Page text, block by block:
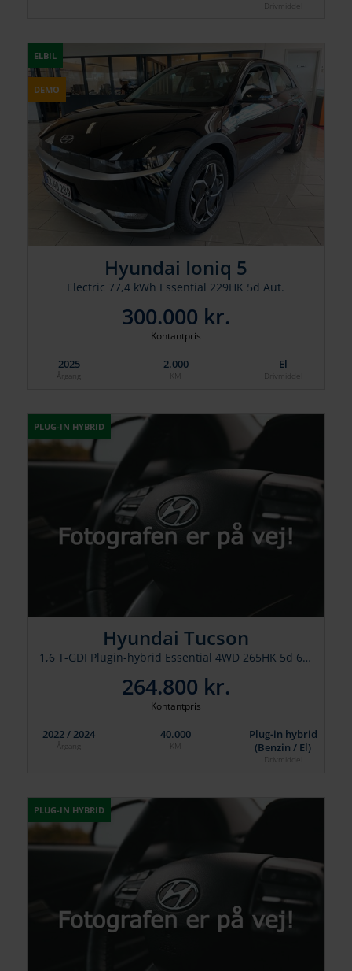
Drivmiddel
ELBIL
DEMO
Hyundai Ioniq 5
Electric 77,4 kWh Essential 229HK 5d Aut.
300.000 kr.
Kontantpris
2025
Årgang
2.000
KM
El
Drivmiddel
PLUG-IN HYBRID
Hyundai Tucson
1,6 T-GDI Plugin-hybrid Essential 4WD 265HK 5d 6g Aut.
264.800 kr.
Kontantpris
2022 / 2024
Årgang
40.000
KM
Plug-in hybrid
(Benzin / El)
Drivmiddel
PLUG-IN HYBRID